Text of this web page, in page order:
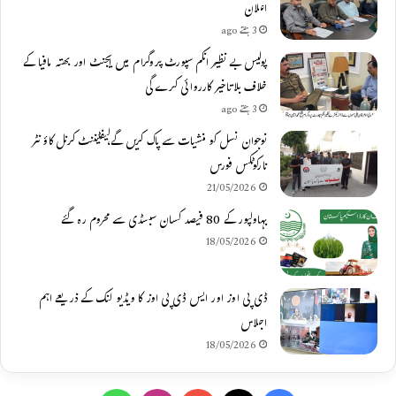
اعلان
3 ہفتے ago
پولیس بے نظیر انکم سپورٹ پروگرام میں ایجنٹ اور بھتہ مافیا کے
خلاف بلاتاخیر کارروائی کرے گی
3 ہفتے ago
نوجوان نسل کو منشیات سے پاک کریں گے،لیفٹیننٹ کرنل کاؤنٹر
نارکوٹکس فورس
21/05/2026
بہاولپور کے 80 فیصد کسان سبسڈی سے محروم رہ گئے
18/05/2026
ڈی پی اوز اور ایس ڈی پی اوز کا ویڈیو لنک کے ذریعے اہم
اجلاس
18/05/2026